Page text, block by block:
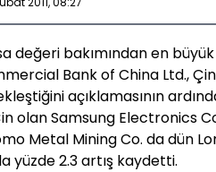
değeri bakımından en
Bank of China Ltd.,
açıklamasının
olan Samsung Electronics
Metal Mining Co. da dün
yüzde 2.3 artış kaydetti.